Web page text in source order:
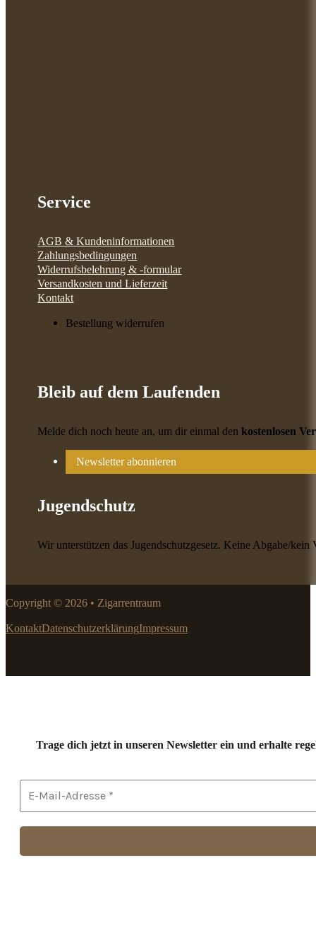
Service
AGB & Kundeninformationen
Zahlungsbedingungen
Widerrufsbelehrung & -formular
Versandkosten und Lieferzeit
Kontakt
Bestellung widerrufen
Bleib auf dem Laufenden
Melde dich noch heute an, um dir einmal denkostenlosen
Newsletter abonnieren
Jugendschutz
Wir unterstützen das Jugendschutzgesetz. Keine Abgabe/
Copyright © 2026 • Zigarrentraum
KontaktDatenschutzerklärungImpressum
Trage dich jetzt in unseren Newsletter ein und erhalte